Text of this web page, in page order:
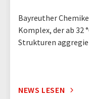
Bayreuther
Komplex, der ab 32
Strukturen
NEWS LESEN